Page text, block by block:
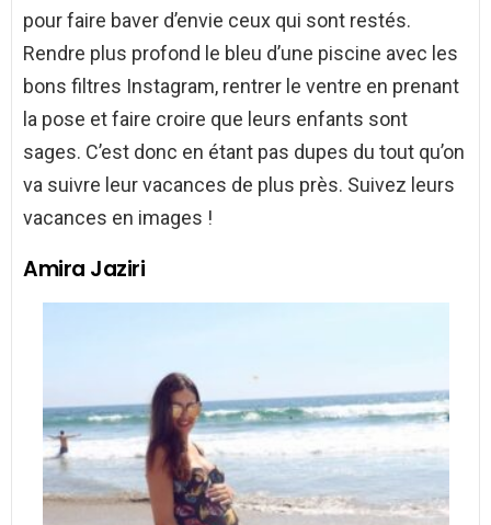
pour faire baver d’envie ceux qui sont restés.
Rendre plus profond le bleu d’une piscine avec les
bons filtres Instagram, rentrer le ventre en prenant
la pose et faire croire que leurs enfants sont
sages. C’est donc en étant pas dupes du tout qu’on
va suivre leur vacances de plus près. Suivez leurs
vacances en images !
Amira Jaziri